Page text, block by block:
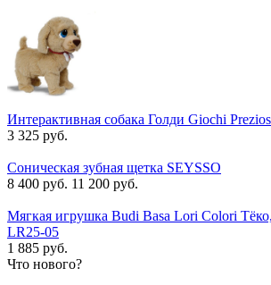
Интерактивная собака Голди Giochi
3 325 руб.
Соническая зубная щетка SEYSSO
8 400 руб. 11 200 руб.
Мягкая игрушка Budi Basa Lori Colori
LR25-05
1 885 руб.
Что нового?